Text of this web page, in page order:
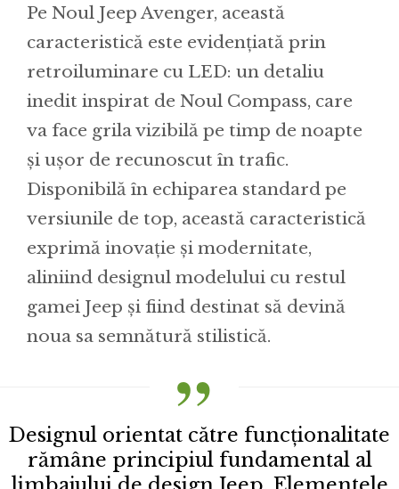
Pe Noul Jeep Avenger, această
caracteristică este evidențiată prin
retroiluminare cu LED: un detaliu
inedit inspirat de Noul Compass, care
va face grila vizibilă pe timp de noapte
și ușor de recunoscut în trafic.
Disponibilă în echiparea standard pe
versiunile de top, această caracteristică
exprimă inovație și modernitate,
aliniind designul modelului cu restul
gamei Jeep și fiind destinat să devină
noua sa semnătură stilistică.
Designul orientat către funcționalitate
rămâne principiul fundamental al